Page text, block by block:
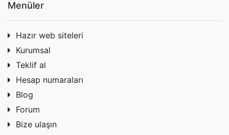
Menüler
Hazır web siteleri
Kurumsal
Teklif al
Hesap numaraları
Blog
Forum
Bize ulaşın